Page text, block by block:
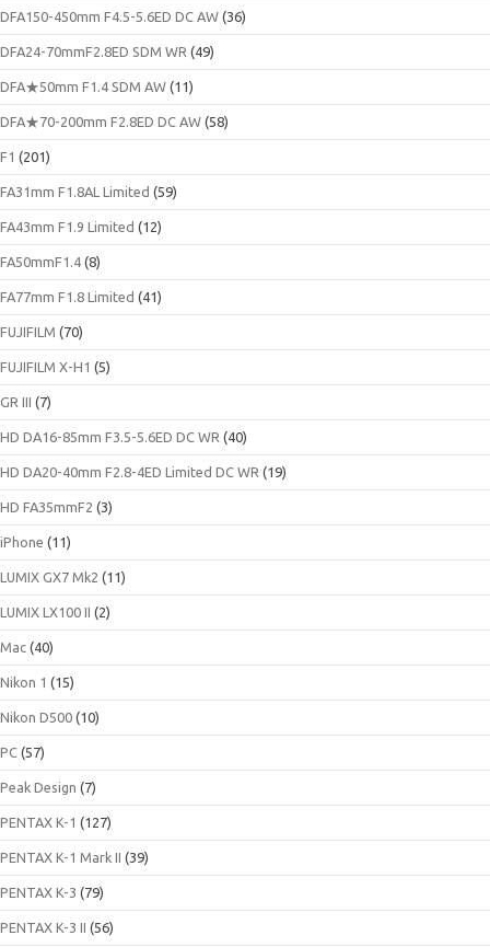
DFA150-450mm F4.5-5.6ED DC AW (36)
DFA24-70mmF2.8ED SDM WR (49)
DFA★50mm F1.4 SDM AW (11)
DFA★70-200mm F2.8ED DC AW (58)
F1 (201)
FA31mm F1.8AL Limited (59)
FA43mm F1.9 Limited (12)
FA50mmF1.4 (8)
FA77mm F1.8 Limited (41)
FUJIFILM (70)
FUJIFILM X-H1 (5)
GR III (7)
HD DA16-85mm F3.5-5.6ED DC WR (40)
HD DA20-40mm F2.8-4ED Limited DC WR (19)
HD FA35mmF2 (3)
iPhone (11)
LUMIX GX7 Mk2 (11)
LUMIX LX100 II (2)
Mac (40)
Nikon 1 (15)
Nikon D500 (10)
PC (57)
Peak Design (7)
PENTAX K-1 (127)
PENTAX K-1 Mark II (39)
PENTAX K-3 (79)
PENTAX K-3 II (56)